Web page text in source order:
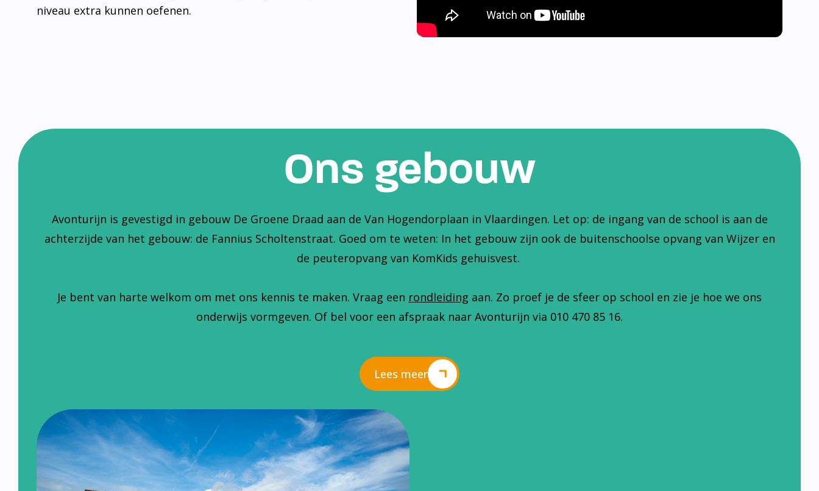
niveau extra kunnen oefenen.
Ons gebouw
Avonturijn is gevestigd in gebouw De Groene Draad aan de Van Hogendorplaan in Vlaardingen. Let op: de ingang van de school is aan de
achterzijde van het gebouw: de Fannius Scholtenstraat. Goed om te weten: In het gebouw zijn ook de buitenschoolse opvang van Wijzer en
de peuteropvang van KomKids gehuisvest.
Je bent van harte welkom om met ons kennis te maken. Vraag een rondleiding aan. Zo proef je de sfeer op school en zie je hoe we ons
onderwijs vormgeven. Of bel voor een afspraak naar Avonturijn via 010 470 85 16.
Lees meer